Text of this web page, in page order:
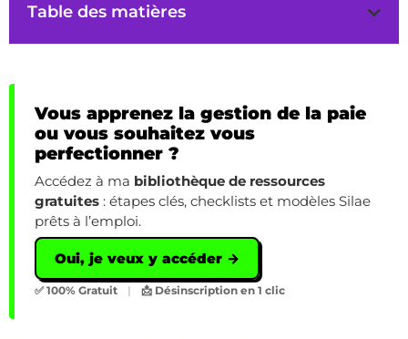
Table des matières
Vous apprenez la gestion de la paie
ou vous souhaitez vous
perfectionner ?
Accédez à ma bibliothèque de ressources
gratuites : étapes clés, checklists et modèles Silae
prêts à l’emploi.
Oui, je veux y accéder →
✅ 100% Gratuit | 📩 Désinscription en 1 clic